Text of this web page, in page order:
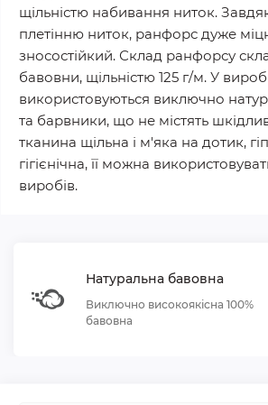
щільністю набивання ниток.
плетінню ниток, ранфорс дуже
зносостійкий. Склад ранфорсу
бавовни, щільністю 125 г/м. У
використовуються виключно
та барвники, що не містять
тканина щільна і м'яка на дотик,
гігієнічна, її можна
виробів.
Натуральна бавовна
Виключно високоякісна 100%
бавовна